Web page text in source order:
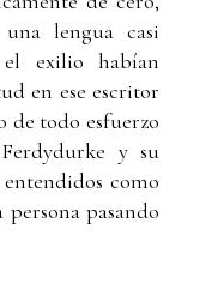
lengua casi
exilio habían
en ese escritor
de todo esfuerzo
y su
como
pasando